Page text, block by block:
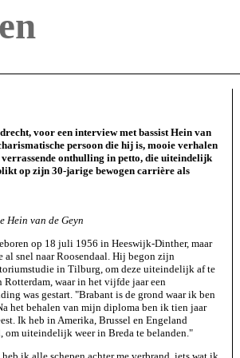
voor een interview met bassist Hein van
persoon die hij is, mooie verhalen
onthulling in petto, die uiteindelijk
op zijn 30-jarige bewogen carrière als
Hein van de Geyn
op 18 juli 1956 in Heeswijk-Dinther, maar
al snel naar Roosendaal. Hij begon zijn
in Tilburg, om deze uiteindelijk af te
Rotterdam, waar in het vijfde jaar een
was gestart. "Brabant is de grond waar ik ben
het behalen van mijn diploma ben ik tien jaar
Ik heb in Amerika, Brussel en Engeland
om uiteindelijk weer in Breda te belanden."